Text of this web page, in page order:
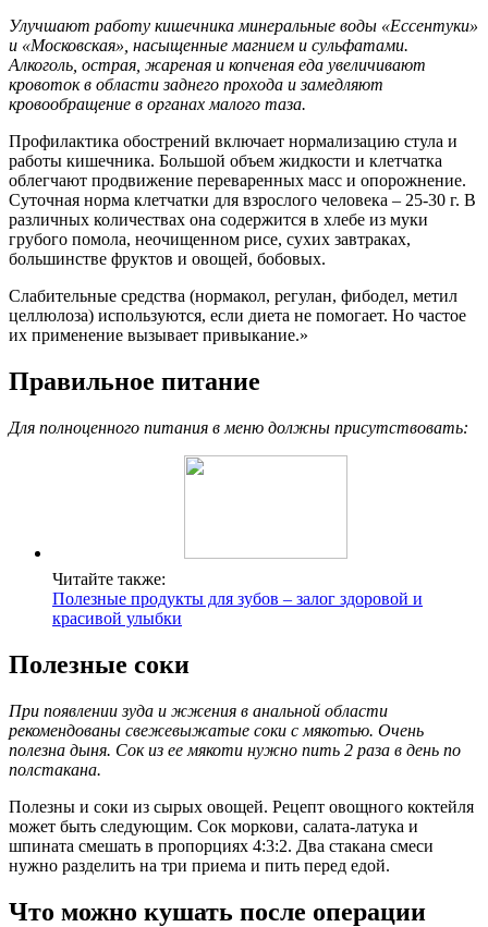
Улучшают работу кишечника минеральные воды «Ессентуки»
и «Московская», насыщенные магнием и сульфатами.
Алкоголь, острая, жареная и копченая еда увеличивают
кровоток в области заднего прохода и замедляют
кровообращение в органах малого таза.
Профилактика обострений включает нормализацию стула и
работы кишечника. Большой объем жидкости и клетчатка
облегчают продвижение переваренных масс и опорожнение.
Суточная норма клетчатки для взрослого человека – 25-30 г. В
различных количествах она содержится в хлебе из муки
грубого помола, неочищенном рисе, сухих завтраках,
большинстве фруктов и овощей, бобовых.
Слабительные средства (нормакол, регулан, фибодел, метил
целлюлоза) используются, если диета не помогает. Но частое
их применение вызывает привыкание.»
Правильное питание
Для полноценного питания в меню должны присутствовать:
Читайте также:
Полезные продукты для зубов – залог здоровой и
красивой улыбки
Полезные соки
При появлении зуда и жжения в анальной области
рекомендованы свежевыжатые соки с мякотью. Очень
полезна дыня. Сок из ее мякоти нужно пить 2 раза в день по
полстакана.
Полезны и соки из сырых овощей. Рецепт овощного коктейля
может быть следующим. Сок моркови, салата-латука и
шпината смешать в пропорциях 4:3:2. Два стакана смеси
нужно разделить на три приема и пить перед едой.
Что можно кушать после операции